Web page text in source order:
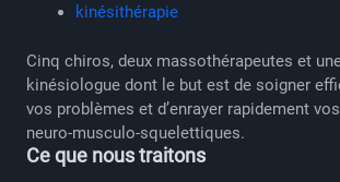
kinésithérapie
Cinq chiros, deux massothérapeutes et
kinésiologue dont le but est de soigner
vos problèmes et d’enrayer rapidement
neuro-musculo-squelettiques.
Ce que nous traitons